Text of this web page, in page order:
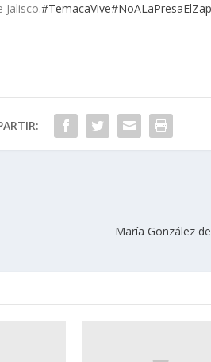
Jalisco.#TemacaVive
María González